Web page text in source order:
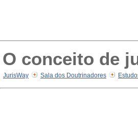
O conceito de
JurisWay Sala dos Doutrinadores